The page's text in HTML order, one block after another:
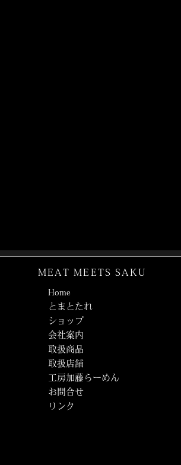
MEAT MEETS SAKU
Home
とまとたれ
ショップ
会社案内
取扱商品
取扱店舗
工房加藤らーめん
お問合せ
リンク